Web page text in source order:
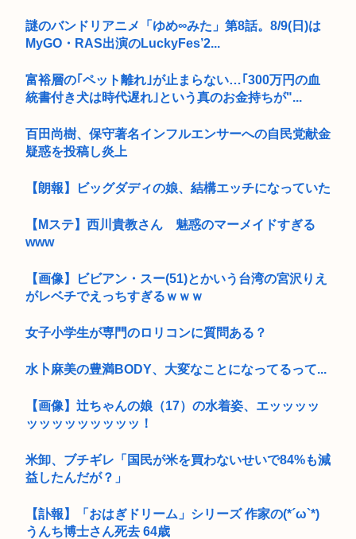
謎のバンドリアニメ「ゆめ∞みた」第8話。8/9(日)は
MyGO・RAS出演のLuckyFes’2...
富裕層の｢ペット離れ｣が止まらない…｢300万円の血
統書付き犬は時代遅れ｣という真のお金持ちが"...
百田尚樹、保守著名インフルエンサーへの自民党献金
疑惑を投稿し炎上
【朗報】ビッグダディの娘、結構エッチになっていた
【Mステ】西川貴教さん 魅惑のマーメイドすぎる
www
【画像】ビビアン・スー(51)とかいう台湾の宮沢りえ
がレベチでえっちすぎるｗｗｗ
女子小学生が専門のロリコンに質問ある？
水卜麻美の豊満BODY、大変なことになってるって...
【画像】辻ちゃんの娘（17）の水着姿、エッッッッ
ッッッッッッッッッ！
米卸、ブチギレ「国民が米を買わないせいで84%も減
益したんだが？」
【訃報】「おはぎドリーム」シリーズ 作家の(*´ω`*)
うんち博士さん死去 64歳